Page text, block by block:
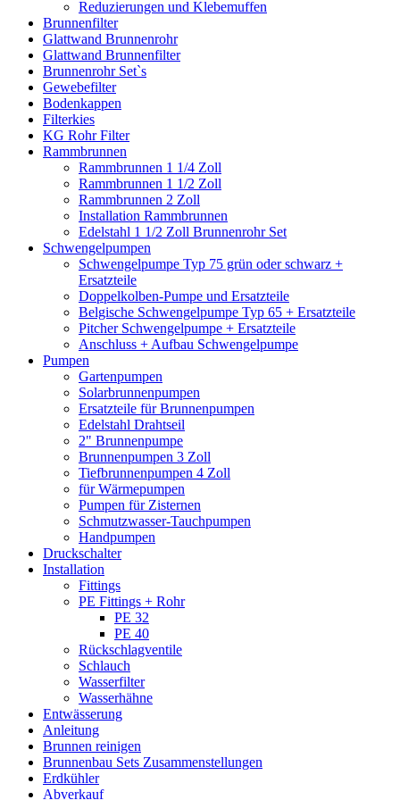
Reduzierungen und Klebemuffen
Brunnenfilter
Glattwand Brunnenrohr
Glattwand Brunnenfilter
Brunnenrohr Set`s
Gewebefilter
Bodenkappen
Filterkies
KG Rohr Filter
Rammbrunnen
Rammbrunnen 1 1/4 Zoll
Rammbrunnen 1 1/2 Zoll
Rammbrunnen 2 Zoll
Installation Rammbrunnen
Edelstahl 1 1/2 Zoll Brunnenrohr Set
Schwengelpumpen
Schwengelpumpe Typ 75 grün oder schwarz +
Ersatzteile
Doppelkolben-Pumpe und Ersatzteile
Belgische Schwengelpumpe Typ 65 + Ersatzteile
Pitcher Schwengelpumpe + Ersatzteile
Anschluss + Aufbau Schwengelpumpe
Pumpen
Gartenpumpen
Solarbrunnenpumpen
Ersatzteile für Brunnenpumpen
Edelstahl Drahtseil
2" Brunnenpumpe
Brunnenpumpen 3 Zoll
Tiefbrunnenpumpen 4 Zoll
für Wärmepumpen
Pumpen für Zisternen
Schmutzwasser-Tauchpumpen
Handpumpen
Druckschalter
Installation
Fittings
PE Fittings + Rohr
PE 32
PE 40
Rückschlagventile
Schlauch
Wasserfilter
Wasserhähne
Entwässerung
Anleitung
Brunnen reinigen
Brunnenbau Sets Zusammenstellungen
Erdkühler
Abverkauf